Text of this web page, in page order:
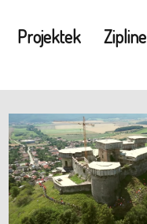
Projektek Zipline